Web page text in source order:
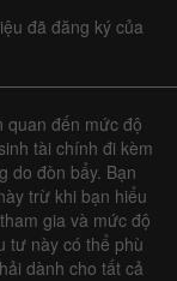
đã đăng ký của
quan đến mức độ
tài chính đi kèm
do đòn bẩy. Bạn
trừ khi bạn hiểu
gia và mức độ
tư này có thể phù
dành cho tất cả